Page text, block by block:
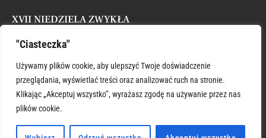
"Ciasteczka"
Używamy plików cookie, aby ulepszyć Twoje doświadczenie
przeglądania, wyświetlać treści oraz analizować ruch na stronie.
Klikając „Akceptuj wszystko”, wyrażasz zgodę na używanie przez nas
plików cookie.
XVII NIEDZIELA ZWYKŁA
ŚWIĘTY KRZYSZTOFIE WSPIERAJ
Posted byAdministrator 26 lipca, 2026
XVI NIEDZIELA ZWYKŁA
Posted byAdministrator 19 lipca, 2026